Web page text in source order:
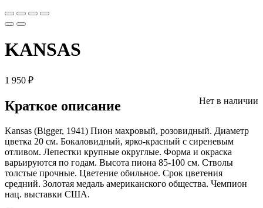
KANSAS
1 950 ₽
Нет в наличии
Краткое описание
Kansas (Bigger, 1941) Пион махровый, розовидный. Диаметр
цветка 20 см. Бокаловидный, ярко-красный с сиреневым
отливом. Лепестки крупные округлые. Форма и окраска
варьируются по годам. Высота пиона 85-100 см. Стволы
толстые прочные. Цветение обильное. Срок цветения
средний. Золотая медаль американского общества. Чемпион
нац. выставки США.